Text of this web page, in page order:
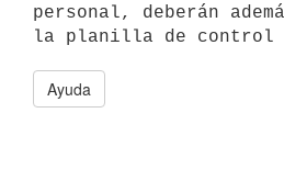
personal, deberán
Ayuda